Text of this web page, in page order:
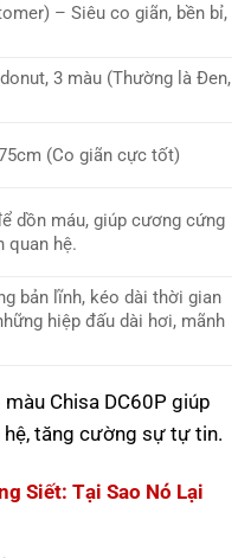
– Siêu co giãn, bền bỉ,
3 màu (Thường là Đen,
(Co giãn cực tốt)
dồn máu, giúp cương cứng
quan hệ.
bản lĩnh, kéo dài thời gian
hiệp đấu dài hơi, mãnh
Siết: Tại Sao Nó Lại